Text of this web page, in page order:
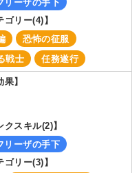
リーザの手下
ゴリー(4)】
恐怖の征服
戦士
任務遂行
】
クスキル(2)】
リーザの手下
ゴリー(3)】